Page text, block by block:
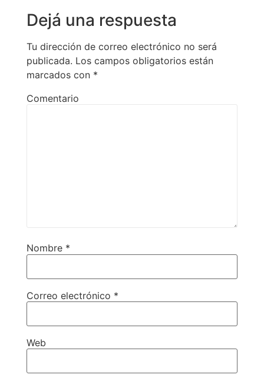
Dejá una respuesta
Tu dirección de correo electrónico no será
publicada. Los campos obligatorios están
marcados con *
Comentario
Nombre *
Correo electrónico *
Web